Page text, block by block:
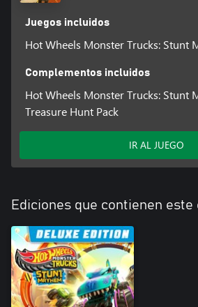
Juegos incluidos
Hot Wheels Monster Trucks: Stunt
Complementos incluidos
Hot Wheels Monster Trucks: Stunt
Treasure Hunt Pack
IR AL JUEGO
Ediciones que contienen este